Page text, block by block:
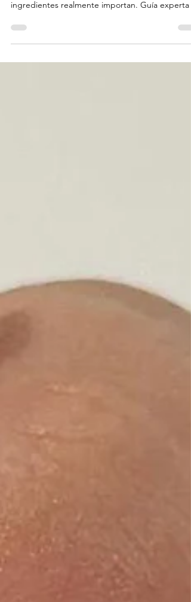
Descubre que mirar en una crema solar: filtros
ingredientes realmente importan. Guía experta
Madrid.